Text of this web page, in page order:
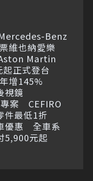
Benz
維也納愛樂
Martin
正式登台
增145%
視鏡
專案 CEFIRO
件最低1折
優惠 全車系
5,900元起